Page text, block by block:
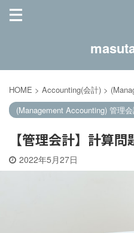
HOME > Accounting(会計) >
(Management Accounting) 管理
【管理会計】計算問
2022年5月27日